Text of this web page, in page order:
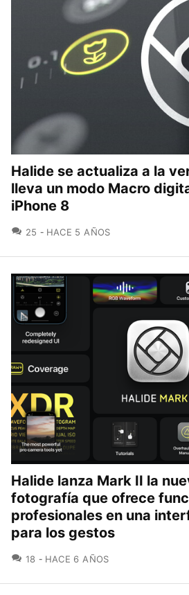
Halide se actualiza a la
lleva un modo Macro
iPhone 8
25 COMENTARIOS
HACE 5 AÑOS
Halide lanza Mark II la
fotografía que ofrece
profesionales en una
para los gestos
18 COMENTARIOS
HACE 6 AÑOS